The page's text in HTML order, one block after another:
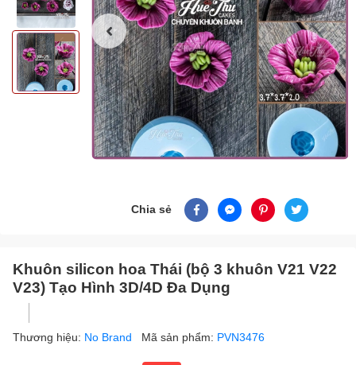
Chia sẻ
Khuôn silicon hoa Thái (bộ 3 khuôn V21 V22
V23) Tạo Hình 3D/4D Đa Dụng
Thương hiệu: No Brand Mã sản phẩm: PVN3476